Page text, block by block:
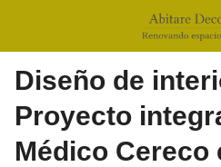
Diseño de
Proyecto
Médico Cereco